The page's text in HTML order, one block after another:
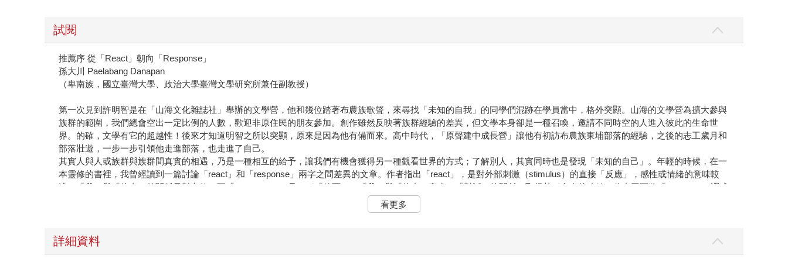
試閱
推薦序 從「React」朝向「Response」
孫大川 Paelabang Danapan
（卑南族，國立臺灣大學、政治大學臺灣文學研究所兼任副教授）
第一次見到許明智是在「山海文化雜誌社」舉辦的文學營，他和幾位踏著布農族歌聲，來尋找「未知的自我」的同學們混跡在學員當中，格外突顯。山海的文學營為擴大參與
族群的範圍，我們總會空出一定比例的人數，歡迎非原住民的朋友參加。創作雖然反映著族群經驗的差異，但文學本身卻是一種召喚，邀請不同時空的人進入彼此的生命世
界。的確，文學有它的超越性！後來才知道明智之所以突顯，原來是因為他有備而來。高中時代，「原聲建中成長營」讓他有初訪布農族東埔部落的經驗，之後的志工歲月和
部落壯遊，一步一步引領他走進部落，也走進了自己。
其實人與人或族群與族群間真實的相遇，乃是一種相互的給予，讓我們有機會獲得另一種觀看世界的方式；了解別人，其實同時也是發現「未知的自己」。年輕的時候，在一
本靈修的書裡，我曾經讀到一篇討論「react」和「response」兩字之間差異的文章。作者指出「react」，是對外部刺激（stimulus）的直接「反應」，感性或情緒的意味較
濃，「我」與「他者」的關係是對立的。而「response」，是一種「答覆」，「我」與「他者」產生了「對話」的關係，取得某種內在的連結。作者因而將「response」譯成
「響應」，突顯其「共鳴」的意涵。在這樣的字義解析下，作者指出「response」比「react」更具有倫理的向度，因而英文的「responsibility」（責任），乃是一種「響應」
（response）的「能力」（ability）。既然是「響應」，它就不會是單方面的事，更不會是一時、濫情或一廂情願的浪漫衝動；它會召喚出一種對「他者」的責任感，在一次
閱讀明智的《忽聞布農踏歌聲》，就彷彿看到一位十六歲的少年，如何在十年之間從「react」朝向「response」的歷程。記得明智在完成他碩士論文的前夕，我在課堂上問
他未來的規劃，並鼓勵他報考博士班。他的答覆非常堅定且明確，他希望先去找到中學教書的工作（他渴望當中學老師），原來，朝向「他者」是他優先的考量，這和許多優
看更多
詳細資料